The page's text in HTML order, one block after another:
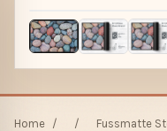
Home / /
Fussmatte